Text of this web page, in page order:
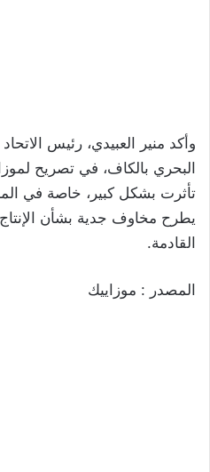
وأكد منير العبيدي، رئيس
البحري بالكاف، في تصريح
تأثرت بشكل كبير، خاصة في
يطرح مخاوف جدية بشأن
القادمة.
المصدر : موزاييك